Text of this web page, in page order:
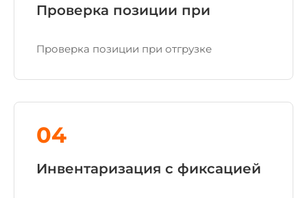
Проверка позиции при
Проверка позиции при отгрузке
04
Инвентаризация с фиксацией